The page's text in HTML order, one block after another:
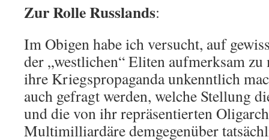
Zur Rolle Russlands:
Im Obigen habe ich versucht, auf
der „westlichen“ Eliten aufmerksam zu
ihre Kriegspropaganda unkenntlich
auch gefragt werden, welche Stellung
und die von ihr repräsentierten
Multimilliardäre demgegenüber